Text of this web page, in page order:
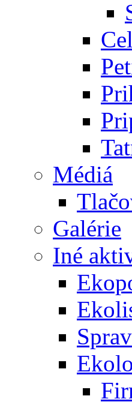
Médiá
Galérie
Iné